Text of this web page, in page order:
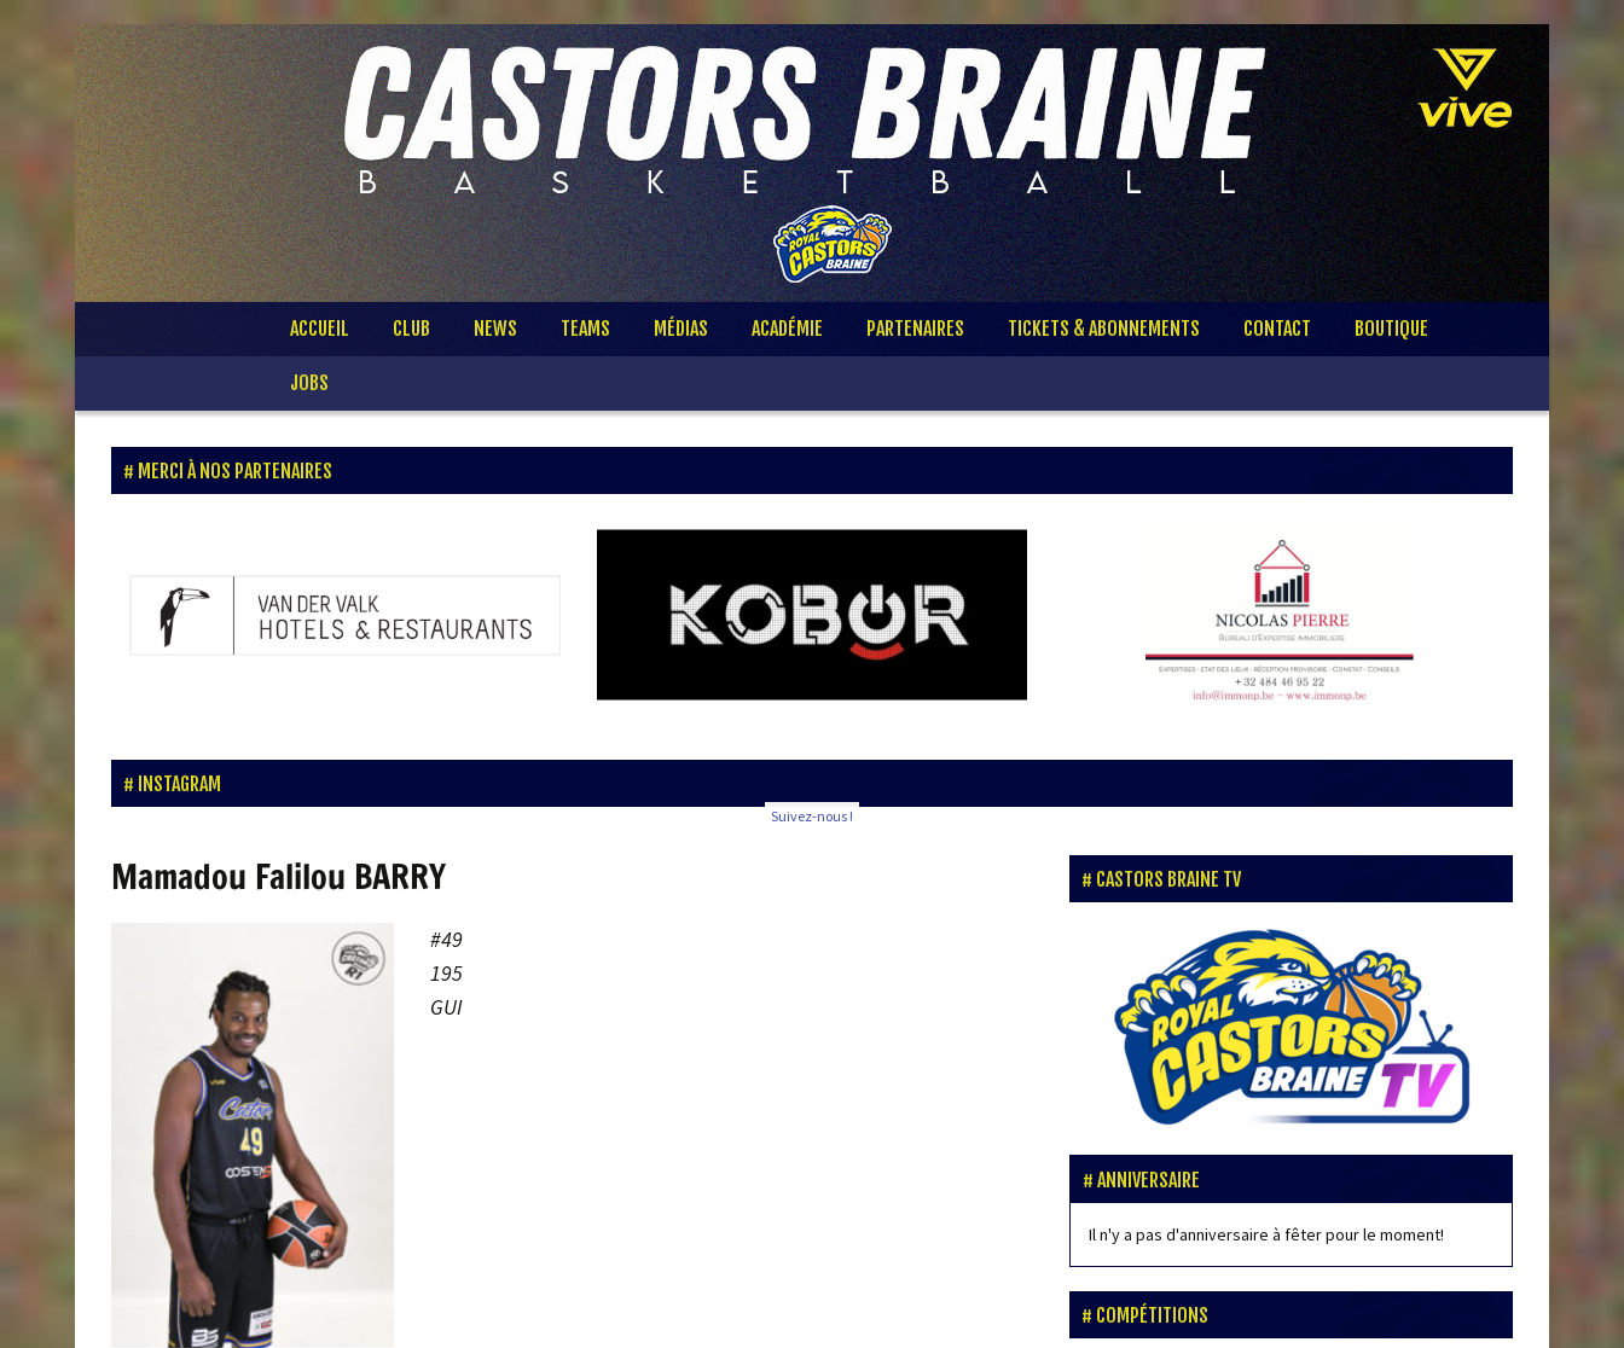
Passer
ACCUEIL CLUB NEWS TEAMS MÉDIAS ACADÉMIE PARTENAIRES TICKETS & ABONNEMENTS CONTACT BOUTIQUE
JOBS
MERCI À NOS PARTENAIRES
INSTAGRAM
Suivez-nous !
Mamadou Falilou BARRY
#49
195
GUI
CASTORS BRAINE TV
ANNIVERSAIRE
Il n'y a pas d'anniversaire à fêter pour le moment!
COMPÉTITIONS